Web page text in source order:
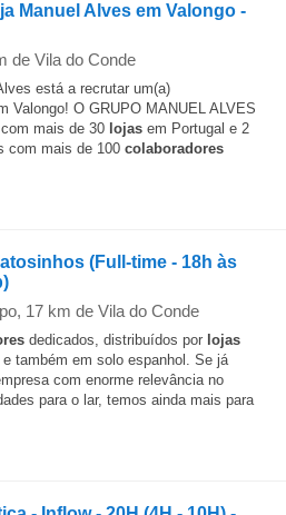
Manuel Alves em Valongo -
de Vila do Conde
está a recrutar um(a)
Valongo! O GRUPO MANUEL ALVES
mais de 30 lojas em Portugal e 2
com mais de 100 colaboradores
(Full-time - 18h às
, 17 km de Vila do Conde
dedicados, distribuídos por lojas
também em solo espanhol. Se já
com enorme relevância no
para o lar, temos ainda mais para